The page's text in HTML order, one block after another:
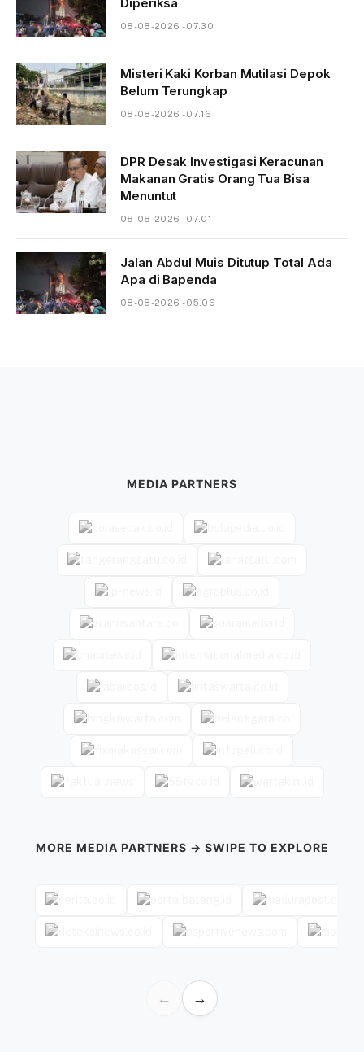
08-08-2026 - 07.30
Misteri Kaki Korban Mutilasi Depok
Belum Terungkap
08-08-2026 - 07.16
DPR Desak Investigasi Keracunan
Makanan Gratis Orang Tua Bisa
Menuntut
08-08-2026 - 07.01
Jalan Abdul Muis Ditutup Total Ada
Apa di Bapenda
08-08-2026 - 05.06
MEDIA PARTNERS
MORE MEDIA PARTNERS → SWIPE TO EXPLORE
← →